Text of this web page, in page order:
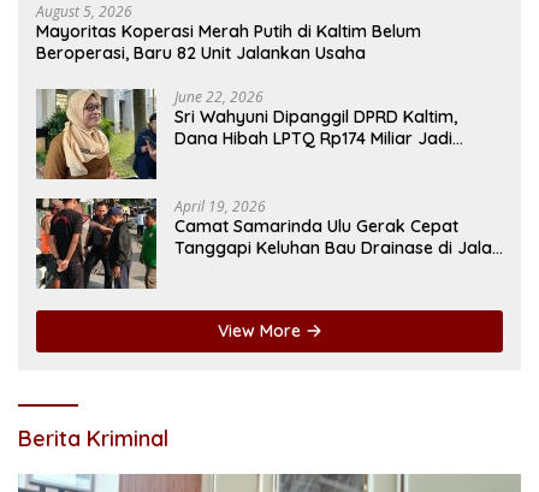
August 5, 2026
Mayoritas Koperasi Merah Putih di Kaltim Belum
Beroperasi, Baru 82 Unit Jalankan Usaha
June 22, 2026
Sri Wahyuni Dipanggil DPRD Kaltim,
Dana Hibah LPTQ Rp174 Miliar Jadi
April 19, 2026
Camat Samarinda Ulu Gerak Cepat
Tanggapi Keluhan Bau Drainase di Jalan
View More
Berita Kriminal